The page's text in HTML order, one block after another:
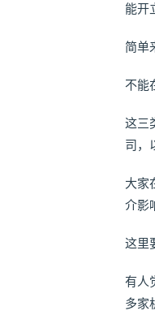
能开
简单
不能
这三
司，
大家
介影
这里
有人
多家